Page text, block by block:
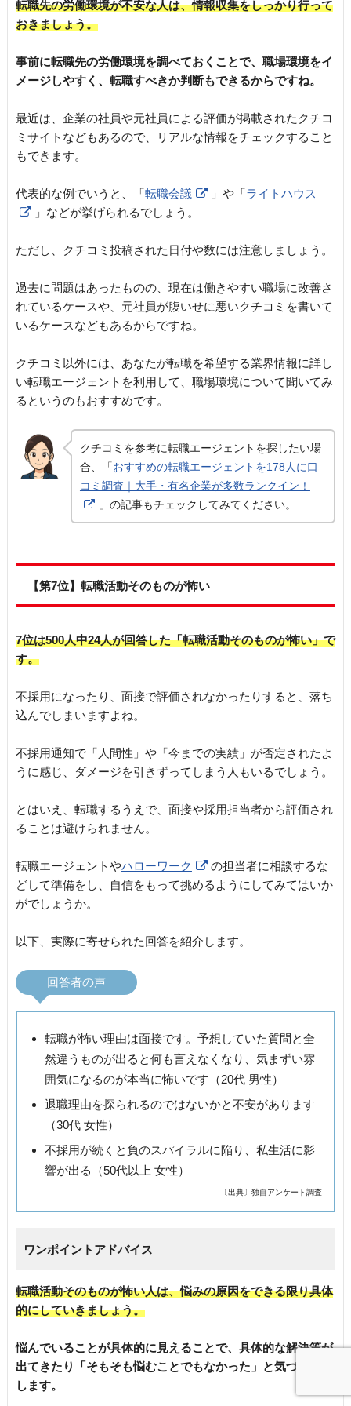
転職先の労働環境が不安な人は、情報収集をしっかり行って
おきましょう。
事前に転職先の労働環境を調べておくことで、職場環境をイ
メージしやすく、転職すべきか判断もできるからですね。
最近は、企業の社員や元社員による評価が掲載されたクチコ
ミサイトなどもあるので、リアルな情報をチェックすること
もできます。
代表的な例でいうと、「転職会議 」や「ライトハウス
」などが挙げられるでしょう。
ただし、クチコミ投稿された日付や数には注意しましょう。
過去に問題はあったものの、現在は働きやすい職場に改善さ
れているケースや、元社員が腹いせに悪いクチコミを書いて
いるケースなどもあるからですね。
クチコミ以外には、あなたが転職を希望する業界情報に詳し
い転職エージェントを利用して、職場環境について聞いてみ
るというのもおすすめです。
クチコミを参考に転職エージェントを探したい場
合、「おすすめの転職エージェントを178人に口
コミ調査｜大手・有名企業が多数ランクイン！
」の記事もチェックしてみてください。
【第7位】転職活動そのものが怖い
7位は500人中24人が回答した「転職活動そのものが怖い」で
す。
不採用になったり、面接で評価されなかったりすると、落ち
込んでしまいますよね。
不採用通知で「人間性」や「今までの実績」が否定されたよ
うに感じ、ダメージを引きずってしまう人もいるでしょう。
とはいえ、転職するうえで、面接や採用担当者から評価され
ることは避けられません。
転職エージェントやハローワーク
の担当者に相談するな
どして準備をし、自信をもって挑めるようにしてみてはいか
がでしょうか。
以下、実際に寄せられた回答を紹介します。
回答者の声
転職が怖い理由は面接です。予想していた質問と全
然違うものが出ると何も言えなくなり、気まずい雰
囲気になるのが本当に怖いです（20代 男性）
退職理由を探られるのではないかと不安があります
（30代 女性）
不採用が続くと負のスパイラルに陥り、私生活に影
響が出る（50代以上 女性）
〔出典〕独自アンケート調査
ワンポイントアドバイス
転職活動そのものが怖い人は、悩みの原因をできる限り具体
的にしていきましょう。
悩んでいることが具体的に見えることで、具体的な解決策が
出てきたり「そもそも悩むことでもなかった」と気づけたり
します。